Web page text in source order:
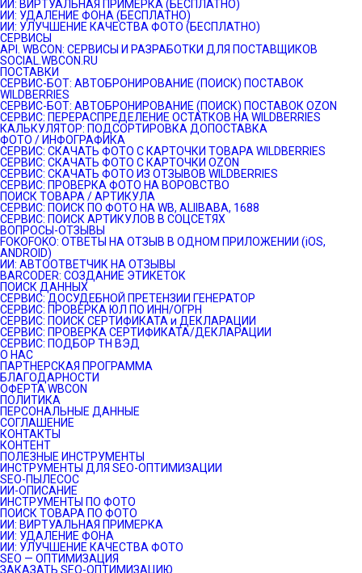
ИИ: ВИРТУАЛЬНАЯ ПРИМЕРКА (БЕСПЛАТНО)
ИИ: УДАЛЕНИЕ ФОНА (БЕСПЛАТНО)
ИИ: УЛУЧШЕНИЕ КАЧЕСТВА ФОТО (БЕСПЛАТНО)
СЕРВИСЫ
API. WBCON: СЕРВИСЫ И РАЗРАБОТКИ ДЛЯ ПОСТАВЩИКОВ
SOCIAL.WBCON.RU
ПОСТАВКИ
CЕРВИС-БОТ: АВТОБРОНИРОВАНИЕ (ПОИСК) ПОСТАВОК
WILDBERRIES
СЕРВИС-БОТ: АВТОБРОНИРОВАНИЕ (ПОИСК) ПОСТАВОК OZON
СЕРВИС: ПЕРЕРАСПРЕДЕЛЕНИЕ ОСТАТКОВ НА WILDBERRIES
КАЛЬКУЛЯТОР: ПОДСОРТИРОВКА ДОПОСТАВКА
ФОТО / ИНФОГРАФИКА
СЕРВИС: СКАЧАТЬ ФОТО С КАРТОЧКИ ТОВАРА WILDBERRIES
СЕРВИС: СКАЧАТЬ ФОТО С КАРТОЧКИ OZON
СЕРВИС: СКАЧАТЬ ФОТО ИЗ ОТЗЫВОВ WILDBERRIES
СЕРВИС: ПРОВЕРКА ФОТО НА ВОРОВСТВО
ПОИСК ТОВАРА / АРТИКУЛА
СЕРВИС: ПОИСК ПО ФОТО НА WB, ALIIBABA, 1688
СЕРВИС: ПОИСК АРТИКУЛОВ В СОЦСЕТЯХ
ВОПРОСЫ-ОТЗЫВЫ
FOKOFOKO: ОТВЕТЫ НА ОТЗЫВ В ОДНОМ ПРИЛОЖЕНИИ (iOS,
ANDROID)
ИИ: АВТООТВЕТЧИК НА ОТЗЫВЫ
BARCODER: СОЗДАНИЕ ЭТИКЕТОК
ПОИСК ДАННЫХ
СЕРВИС: ДОСУДЕБНОЙ ПРЕТЕНЗИИ ГЕНЕРАТОР
СЕРВИС: ПРОВЕРКА ЮЛ ПО ИНН/ОГРН
СЕРВИС: ПОИСК СЕРТИФИКАТА и ДЕКЛАРАЦИИ
СЕРВИС: ПРОВЕРКА СЕРТИФИКАТА/ДЕКЛАРАЦИИ
СЕРВИС: ПОДБОР ТН ВЭД
О НАС
ПАРТНЕРСКАЯ ПРОГРАММА
БЛАГОДАРНОСТИ
ОФЕРТА WBCON
ПОЛИТИКА
ПЕРСОНАЛЬНЫЕ ДАННЫЕ
СОГЛАШЕНИЕ
КОНТАКТЫ
КОНТЕНТ
ПОЛЕЗНЫЕ ИНСТРУМЕНТЫ
ИНСТРУМЕНТЫ ДЛЯ SEO-ОПТИМИЗАЦИИ
SEO-ПЫЛЕСОС
ИИ-ОПИСАНИЕ
ИНСТРУМЕНТЫ ПО ФОТО
ПОИСК ТОВАРА ПО ФОТО
ИИ: ВИРТУАЛЬНАЯ ПРИМЕРКА
ИИ: УДАЛЕНИЕ ФОНА
ИИ: УЛУЧШЕНИЕ КАЧЕСТВА ФОТО
SEO — ОПТИМИЗАЦИЯ
ЗАКАЗАТЬ SEO-ОПТИМИЗАЦИЮ